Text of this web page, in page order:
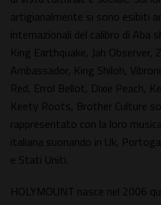
artigianalmente si sono esibiti
internazionali del calibro di Aba
King Earthquake, Jah Observer,
Ambassador, King Shiloh,
Red, Errol Bellot, Dixie Peach,
Keety Roots, Brother Culture
rappresentato con la loro
italiana suonando in Uk,
e Stati Uniti.
HOLYMOUNT nasce nel 2006